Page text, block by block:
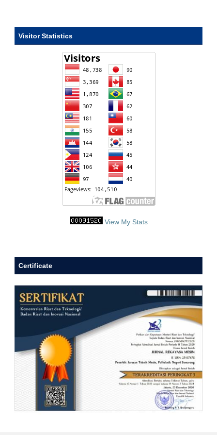
Visitor Statistics
View My Stats
Certificate